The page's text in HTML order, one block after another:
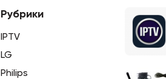
Рубрики
IPTV
LG
Philips